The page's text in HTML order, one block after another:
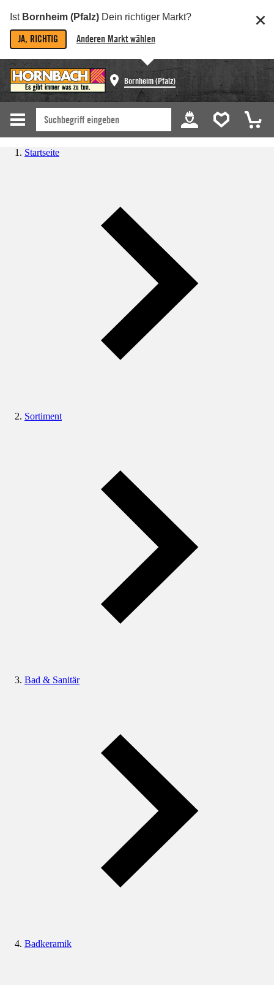
Ist Bornheim (Pfalz) Dein richtiger Markt?
JA, RICHTIG Anderen Markt wählen
Bornheim (Pfalz)
Startseite
Sortiment
Bad & Sanitär
Badkeramik